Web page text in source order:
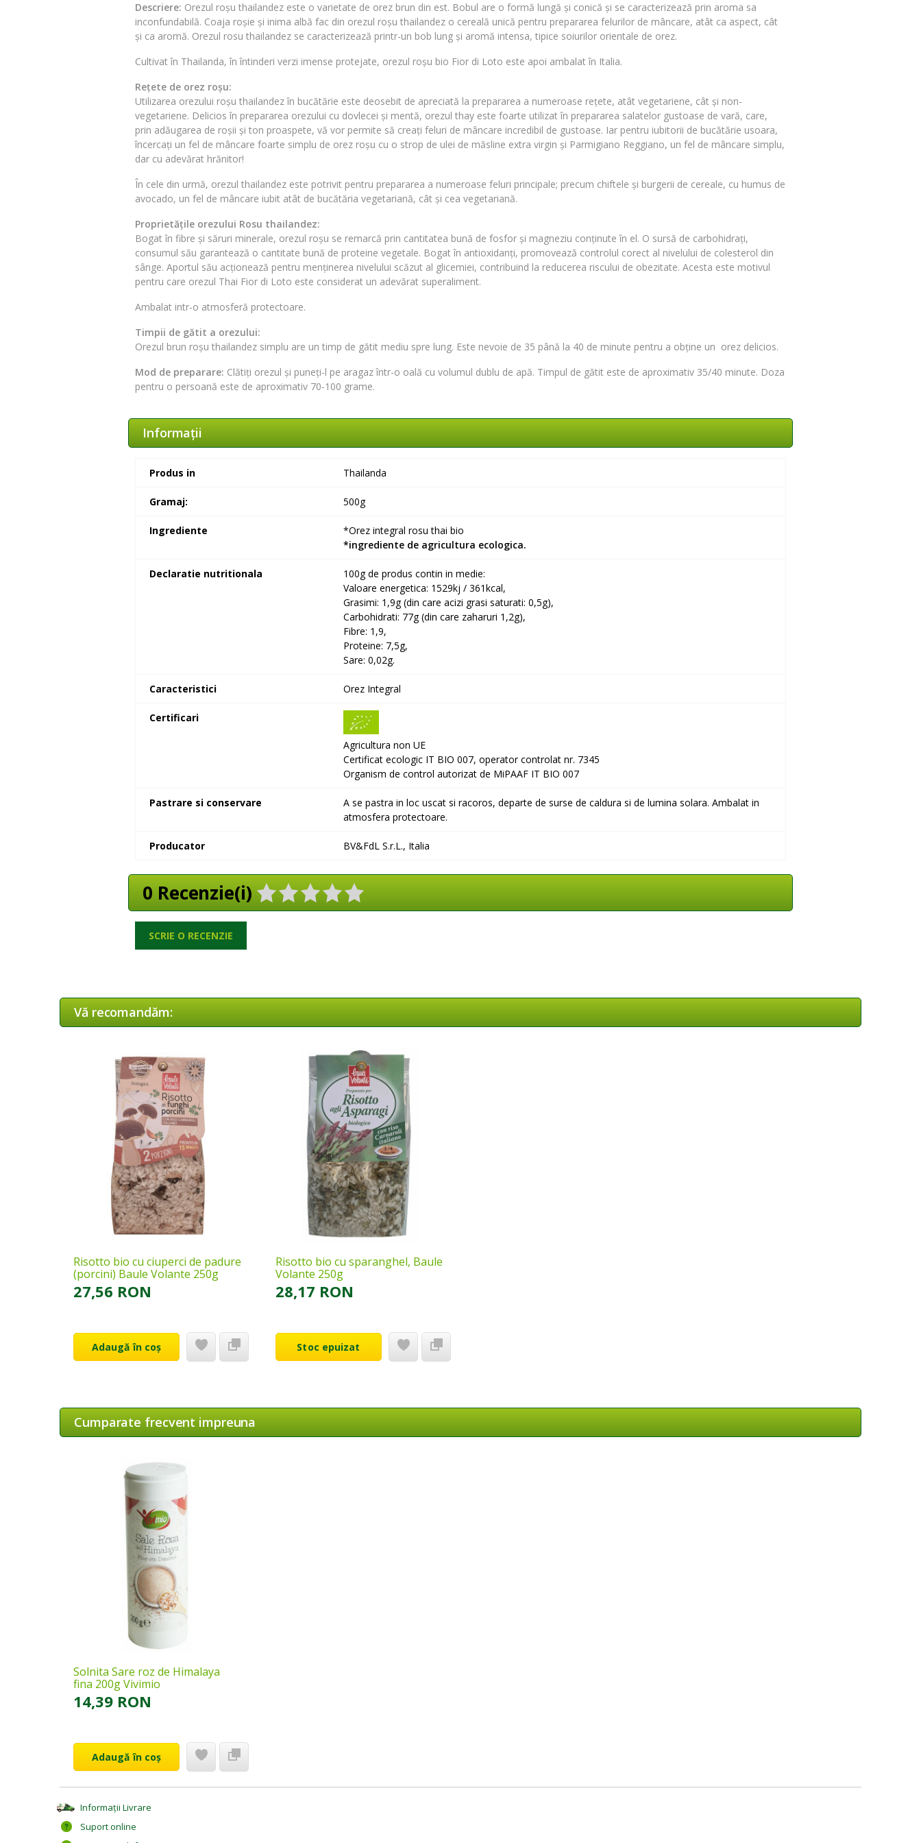
Descriere: Orezul roșu thailandez este o varietate de orez brun din est. Bobul are o formă lungă și conică și se caracterizează prin aroma sa
inconfundabilă. Coaja roșie și inima albă fac din orezul roșu thailandez o cereală unică pentru prepararea felurilor de mâncare, atât ca aspect, cât
și ca aromă. Orezul rosu thailandez se caracterizează printr-un bob lung și aromă intensa, tipice soiurilor orientale de orez.
Cultivat în Thailanda, în întinderi verzi imense protejate, orezul roșu bio Fior di Loto este apoi ambalat în Italia.
Rețete de orez roșu:
Utilizarea orezului roșu thailandez în bucătărie este deosebit de apreciată la prepararea a numeroase rețete, atât vegetariene, cât și non-
vegetariene. Delicios în prepararea orezului cu dovlecei și mentă, orezul thay este foarte utilizat în prepararea salatelor gustoase de vară, care,
prin adăugarea de roșii și ton proaspete, vă vor permite să creați feluri de mâncare incredibil de gustoase. Iar pentru iubitorii de bucătărie usoara,
încercați un fel de mâncare foarte simplu de orez roșu cu o strop de ulei de măsline extra virgin și Parmigiano Reggiano, un fel de mâncare simplu,
dar cu adevărat hrănitor!
În cele din urmă, orezul thailandez este potrivit pentru prepararea a numeroase feluri principale; precum chiftele și burgerii de cereale, cu humus de
avocado, un fel de mâncare iubit atât de bucătăria vegetariană, cât și cea vegetariană.
Proprietățile orezului Rosu thailandez:
Bogat în fibre și săruri minerale, orezul roșu se remarcă prin cantitatea bună de fosfor și magneziu conținute în el. O sursă de carbohidrați,
consumul său garantează o cantitate bună de proteine ​​vegetale. Bogat în antioxidanți, promovează controlul corect al nivelului de colesterol din
sânge. Aportul său acționează pentru menținerea nivelului scăzut al glicemiei, contribuind la reducerea riscului de obezitate. Acesta este motivul
pentru care orezul Thai Fior di Loto este considerat un adevărat superaliment.
Ambalat intr-o atmosferă protectoare.
Timpii de gătit a orezului:
Orezul brun roșu thailandez simplu are un timp de gătit mediu spre lung. Este nevoie de 35 până la 40 de minute pentru a obține un orez delicios.
Mod de preparare: Clătiți orezul și puneți-l pe aragaz într-o oală cu volumul dublu de apă. Timpul de gătit este de aproximativ 35/40 minute. Doza
pentru o persoană este de aproximativ 70-100 grame.
Informaţii
Produs in Thailanda
Gramaj: 500g
Ingrediente
*Orez integral rosu thai bio
*ingrediente de agricultura ecologica.
Declaratie nutritionala
100g de produs contin in medie:
Valoare energetica: 1529kj / 361kcal,
Grasimi: 1,9g (din care acizi grasi saturati: 0,5g),
Carbohidrati: 77g (din care zaharuri 1,2g),
Fibre: 1,9,
Proteine: 7,5g,
Sare: 0,02g.
Caracteristici Orez Integral
Certificari
Agricultura non UE
Certificat ecologic IT BIO 007, operator controlat nr. 7345
Organism de control autorizat de MiPAAF IT BIO 007
Pastrare si conservare
A se pastra in loc uscat si racoros, departe de surse de caldura si de lumina solara. Ambalat in
atmosfera protectoare.
Producator BV&FdL S.r.L., Italia
0 Recenzie(i)
SCRIE O RECENZIE
Vă recomandăm:
Risotto bio cu ciuperci de padure
(porcini) Baule Volante 250g
27,56 RON
Adaugă în coș
Risotto bio cu sparanghel, Baule
Volante 250g
28,17 RON
Stoc epuizat
Cumparate frecvent impreuna
Solnita Sare roz de Himalaya
fina 200g Vivimio
14,39 RON
Adaugă în coș
Informații Livrare
Suport online